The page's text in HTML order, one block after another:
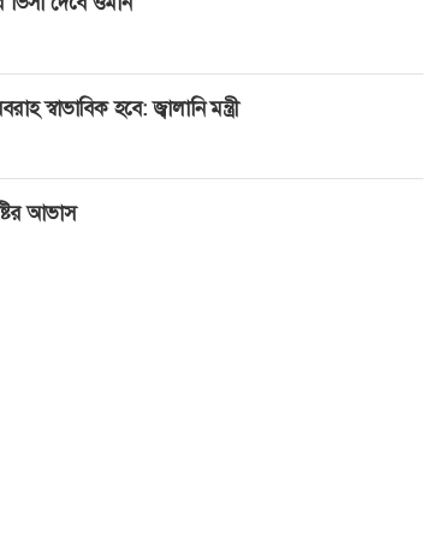
স্বাভাবিক হবে: জ্বালানি মন্ত্রী
আভাস